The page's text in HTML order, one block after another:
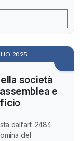
2025
società
e
dall’art. 2484
del